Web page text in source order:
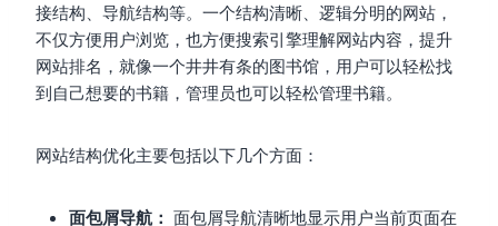
接结构、导航结构等。一个结构清晰、逻辑分明的网站，
不仅方便用户浏览，也方便搜索引擎理解网站内容，提升
网站排名，就像一个井井有条的图书馆，用户可以轻松找
到自己想要的书籍，管理员也可以轻松管理书籍。
网站结构优化主要包括以下几个方面：
面包屑导航： 面包屑导航清晰地显示用户当前页面在